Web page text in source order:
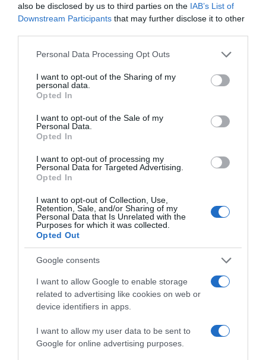
also be disclosed by us to third parties on the IAB’s List of
Downstream Participants that may further disclose it to other
Please note that this website/app uses one or more Google
not limited to your visit or usage behaviour. You may click to
grant or deny consent to Google and its third-party tags to
use your data for below specified purposes in below Google
consent section.
Personal Data Processing Opt Outs
I want to opt-out of the Sharing of my
personal data.
Opted In
I want to opt-out of the Sale of my
Personal Data.
Opted In
I want to opt-out of processing my
Personal Data for Targeted Advertising.
Opted In
I want to opt-out of Collection, Use,
Retention, Sale, and/or Sharing of my
Personal Data that Is Unrelated with the
Purposes for which it was collected.
Opted Out
Google consents
I want to allow Google to enable storage
related to advertising like cookies on web or
device identifiers in apps.
I want to allow my user data to be sent to
Google for online advertising purposes.
ΕΛΛΑΔΑ